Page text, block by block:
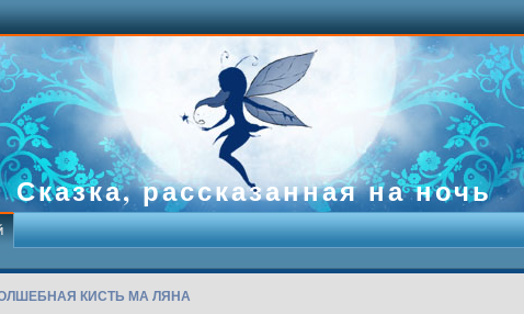
Сказка, рассказанная на ночь
КИСТЬ МА ЛЯНА